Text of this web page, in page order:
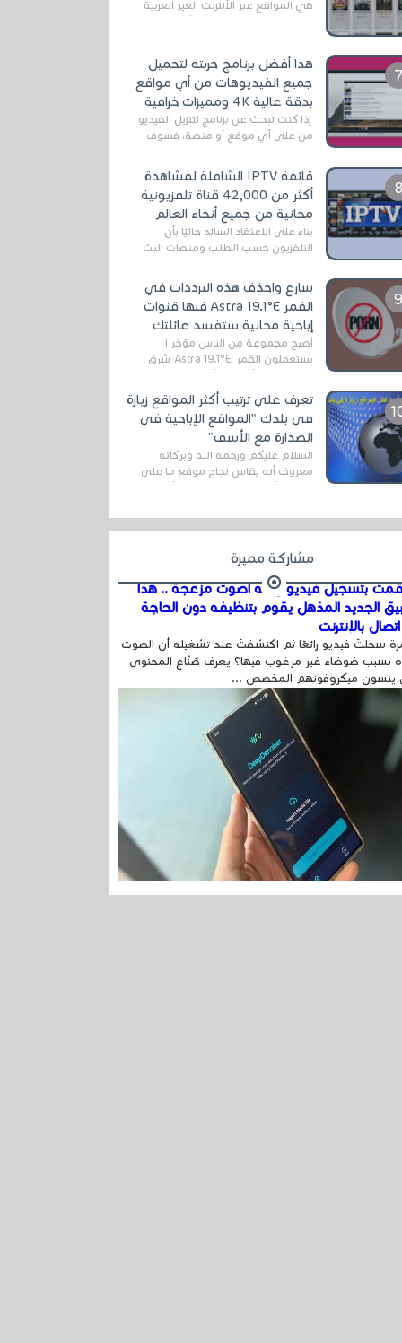
هي المواقع عبر الأنترنت الغير العربية
التي تقدم خدمة تحميل الأفلام على
هذا أفضل برنامج جربته لتحميل
جميع الفيديوهات من أي مواقع
بدقة عالية 4K ومميزات خرافية
إذا كنت تبحث عن برنامج لتنزيل الفيديو
من على أي موقع أو منصة، فسوف
الخاصة بالبرامج والتطبيقات في هذا
المج...
قائمة IPTV الشاملة لمشاهدة
أكثر من 42,000 قناة تلفزيونية
مجانية من جميع أنحاء العالم
بناءً على الاعتقاد السائد حاليًا بأن
التلفزيون حسب الطلب ومنصات البث
سارع واحذف هذه الترددات في
القمر Astra 19.1°E فبها قنوات
إباحية مجانية ستفسد عائلتك
أصبح مجموعة من الناس مؤخر ا
يستعملون القمر Astra 19.1°E شرق
قنوات مميزة جدا تنقل العديد من البرامج
اله...
تعرف على ترتيب أكثر المواقع زيارة
في بلدك "المواقع الإباحية في
الصدارة مع الأسف"
السلام عليكم ورحمة الله وبركاته
معروف أنه يقاس نجاح موقع ما على
في...
مشاركة مميزة
بتسجيل فيديو وفيه أصوت مزعجة .. هذا
الجديد المذهل يقوم بتنظيفه دون الحاجة
بالإنترنت
سجلتَ فيديو رائعًا ثم اكتشفتَ عند تشغيله أن الصوت
بسبب ضوضاء غير مرغوب فيها؟ يعرف صُنّاع المحتوى
ينسون ميكروفونهم المخصص ...